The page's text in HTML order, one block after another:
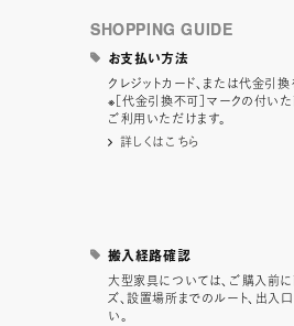
SHOPPING GUIDE
お支払い方法
クレジットカード、または代金引
※［代金引換不可］マークの付い
ご利用いただけます。
詳しくはこちら
搬入経路確認
大型家具については、ご購入前
ズ、設置場所までのルート、出入
い。